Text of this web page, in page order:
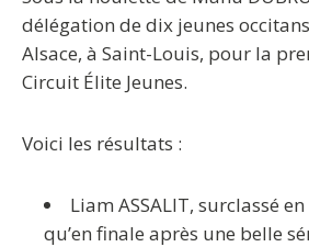
délégation de dix jeunes occitans
Alsace, à Saint-Louis, pour la
Circuit Élite Jeunes.
Voici les résultats :
Liam ASSALIT, surclassé
qu’en finale après une belle